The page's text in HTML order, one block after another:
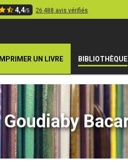
4,4/5 26 488 avis vérifiés
IMPRIMER UN LIVRE BIBLIOTHÈQUE
Goudiaby